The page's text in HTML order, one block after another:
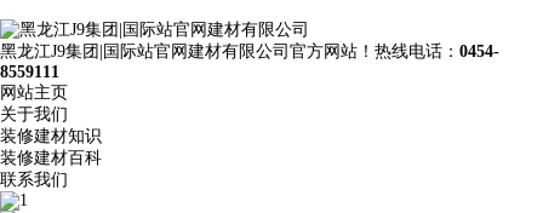
黑龙江J9集团|国际站官网建材有限公司官方网站！热线电话： 0454-
8559111
网站主页
关于我们
装修建材知识
装修建材百科
联系我们